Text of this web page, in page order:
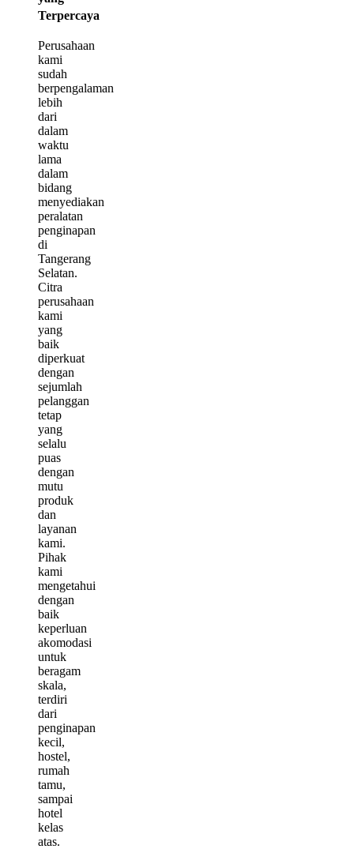
Terpercaya
Perusahaan
kami
sudah
berpengalaman
lebih
dari
dalam
waktu
lama
dalam
bidang
menyediakan
peralatan
penginapan
di
Tangerang
Selatan.
Citra
perusahaan
kami
yang
baik
diperkuat
dengan
sejumlah
pelanggan
tetap
yang
selalu
puas
dengan
mutu
produk
dan
layanan
kami.
Pihak
kami
mengetahui
dengan
baik
keperluan
akomodasi
untuk
beragam
skala,
terdiri
dari
penginapan
kecil,
hostel,
rumah
tamu,
sampai
hotel
kelas
atas.